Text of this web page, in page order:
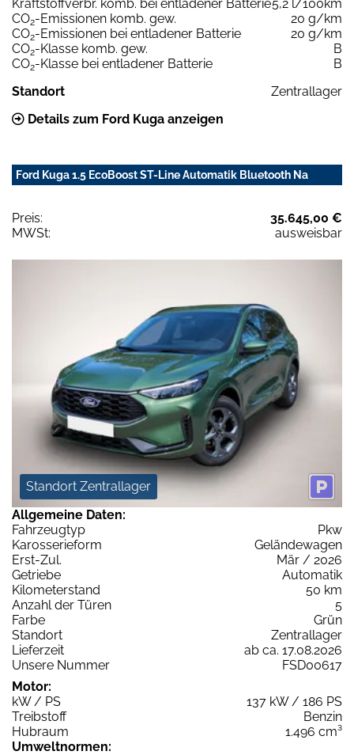
Kraftstoffverbr. komb. bei entladener Batterie5,2 l/100km
CO2-Emissionen komb. gew.
20 g/km
CO2-Emissionen bei entladener Batterie
20 g/km
CO2-Klasse komb. gew.
B
CO2-Klasse bei entladener Batterie
B
Standort
Zentrallager
Details zum Ford Kuga anzeigen
Ford Kuga 1.5 EcoBoost ST-Line Automatik Bluetooth Na
Preis:
35.645,00 €
MWSt:
ausweisbar
Standort Zentrallager
Allgemeine Daten:
Fahrzeugtyp
Pkw
Karosserieform
Geländewagen
Erst-Zul.
Mär / 2026
Getriebe
Automatik
Kilometerstand
50 km
Anzahl der Türen
5
Farbe
Grün
Standort
Zentrallager
Lieferzeit
ab ca. 17.08.2026
Unsere Nummer
FSD00617
Motor:
kW / PS
137 kW / 186 PS
Treibstoff
Benzin
Hubraum
1.496 cm³
Umweltnormen: